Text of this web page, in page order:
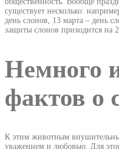
существует несколько:
день слонов, 13 марта – день
защиты слонов приходится на
Немного
фактов о
К этим животным
уважением и любовью. Для